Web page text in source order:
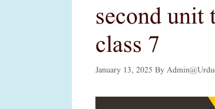
second unit
class 7
January 13, 2025 By